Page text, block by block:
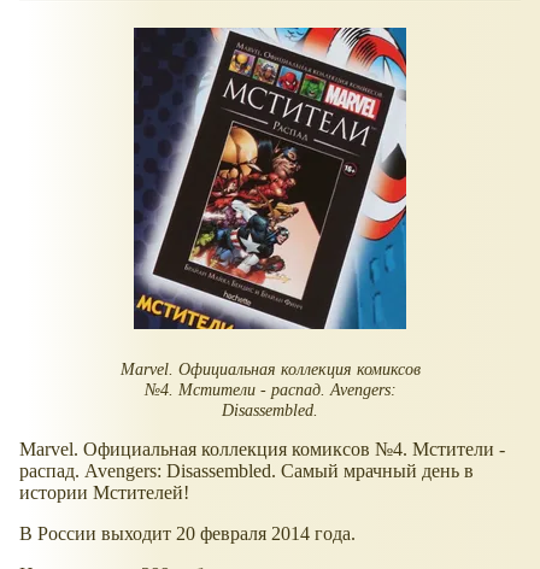
Marvel. Официальная коллекция комиксов
№4. Мстители - распад. Avengers:
Disassembled.
Marvel. Официальная коллекция комиксов №4. Мстители -
распад. Avengers: Disassembled. Самый мрачный день в
истории Мстителей!
В России выходит 20 февраля 2014 года.